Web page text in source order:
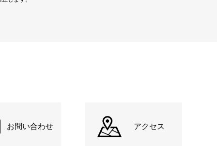
お問い合わせ アクセス